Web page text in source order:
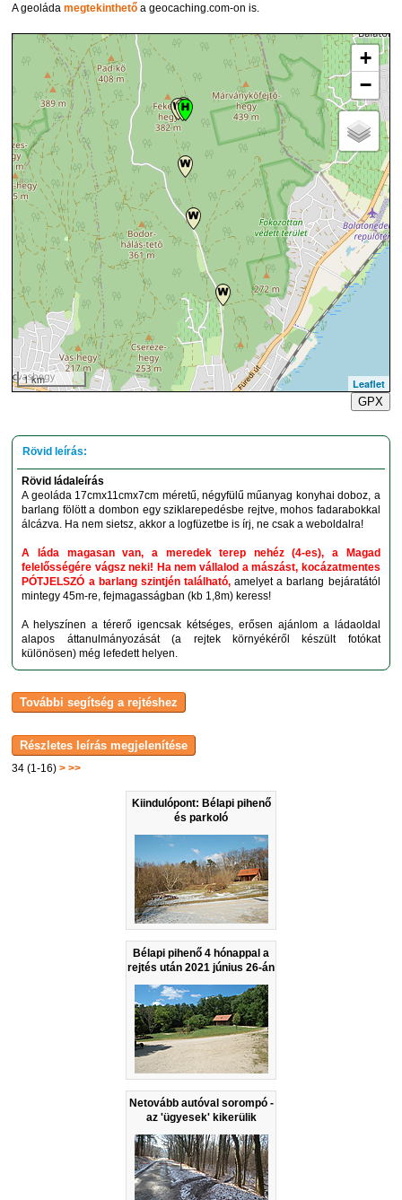
34 (1-16)> >>
Kiindulópont: Bélapi pihenő
és parkoló
Bélapi pihenő 4 hónappal a
rejtés után 2021 június 26-án
Netovább autóval sorompó -
az 'ügyesek' kikerülik
A geoládamegtekinthető a geocaching.com-on is.
+
−
1 km
Leaflet
GPX
Rövid ládaleírás
A geoláda 17cmx11cmx7cm méretű, négyfülű műanyag konyhai doboz, a
barlang fölött a dombon egy sziklarepedésbe rejtve, mohos fadarabokkal
álcázva. Ha nem sietsz, akkor a logfüzetbe is írj, ne csak a weboldalra!
A láda magasan van, a meredek terep nehéz (4-es), a Magad
felelősségére vágsz neki! Ha nem vállalod a mászást, kocázatmentes
PÓTJELSZÓ a barlang szintjén található, amelyet a barlang bejáratától
mintegy 45m-re, fejmagasságban (kb 1,8m) keress!
A helyszínen a térerő igencsak kétséges, erősen ajánlom a ládaoldal
alapos áttanulmányozását (a rejtek környékéről készült fotókat
különösen) még lefedett helyen.